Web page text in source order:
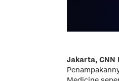
Jakarta, CNN